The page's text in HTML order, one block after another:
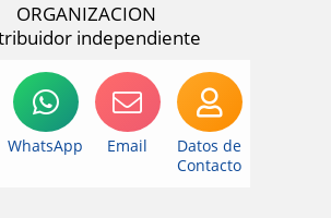
ORGANIZACION
independiente
WhatsApp Email
Datos de
Contacto